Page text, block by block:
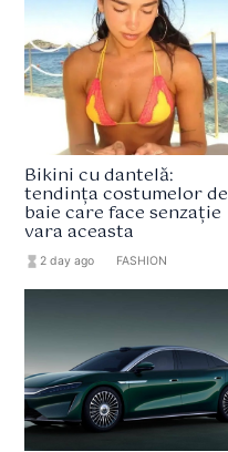
Bikini cu dantelă:
tendința costumelor de
baie care face senzație
vara aceasta
hourglass_full 2 day ago FASHION